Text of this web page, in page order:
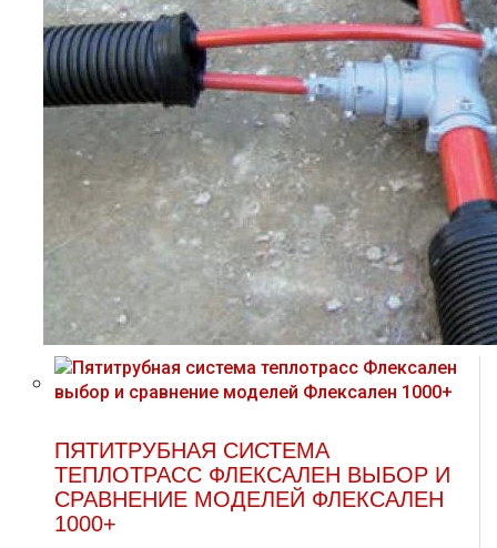
ПЯТИТРУБНАЯ СИСТЕМА
ТЕПЛОТРАСС ФЛЕКСАЛЕН ВЫБОР И
СРАВНЕНИЕ МОДЕЛЕЙ ФЛЕКСАЛЕН
1000+